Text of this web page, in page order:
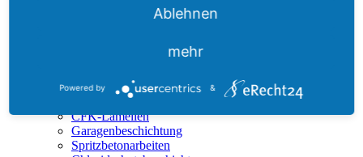
CFK-Lamellen
Garagenbeschichtung
Spritzbetonarbeiten
Ablehnen
mehr
Powered by &